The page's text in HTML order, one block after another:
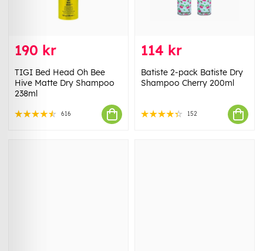
190 kr
TIGI Bed Head Oh Bee
Hive Matte Dry Shampoo
238ml
616
114 kr
Batiste 2-pack Batiste Dry
Shampoo Cherry 200ml
152